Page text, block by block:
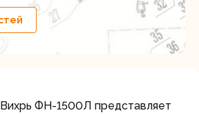
ФН-1500Л представляет